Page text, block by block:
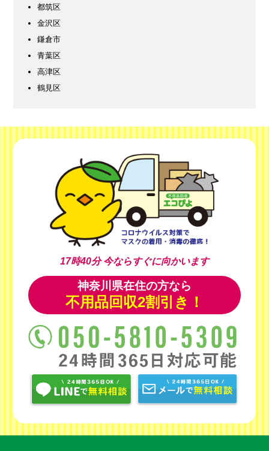
都筑区
金沢区
鎌倉市
青葉区
高津区
鶴見区
17時40分今ならすぐに向かいます
神奈川県在住の方なら
不用品回収2割引き！